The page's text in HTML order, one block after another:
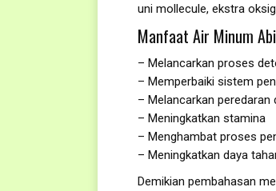
uni mollecule, ekstra
Manfaat Air Minum
– Melancarkan proses
– Memperbaiki sistem
– Melancarkan peredaran
– Meningkatkan stamina
– Menghambat proses
– Meningkatkan daya
Demikian pembahasan